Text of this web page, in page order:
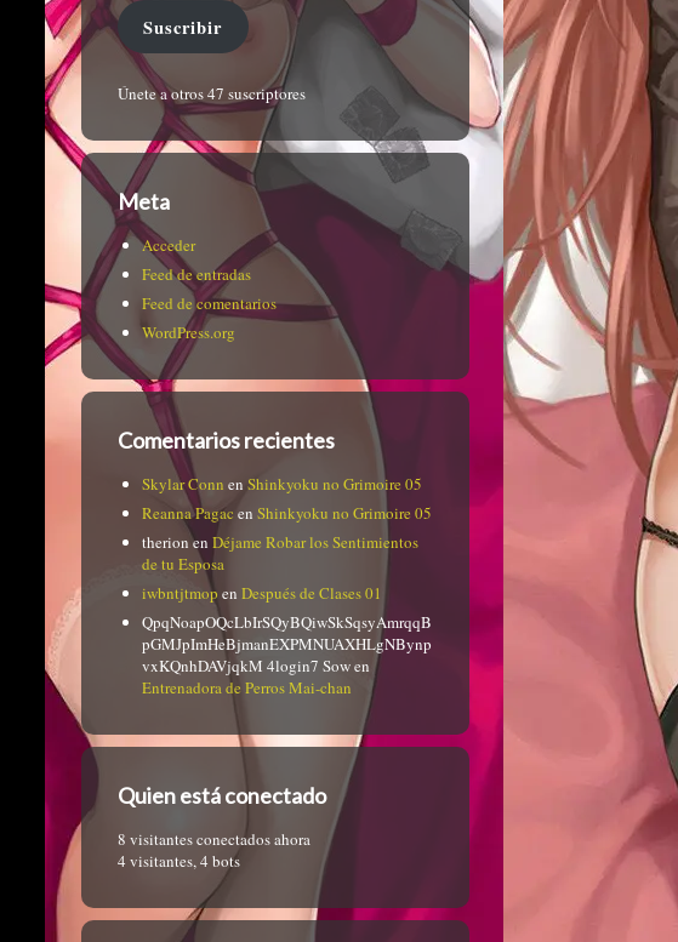
Suscribir
Únete a otros 47 suscriptores
Meta
Acceder
Feed de entradas
Feed de comentarios
WordPress.org
Comentarios recientes
Skylar Conn en Shinkyoku no Grimoire 05
Reanna Pagac en Shinkyoku no Grimoire 05
therionen Déjame Robar los Sentimientos
de tu Esposa
iwbntjtmop en Después de Clases 01
QpqNoapOQcLbIrSQyBQiwSkSqsyAmrqqB
pGMJpImHeBjmanEXPMNUAXHLgNBynp
vxKQnhDAVjqkM 4login7 Sowen
Entrenadora de Perros Mai-chan
Quien está conectado
8 visitantes conectados ahora
4 visitantes,4 bots